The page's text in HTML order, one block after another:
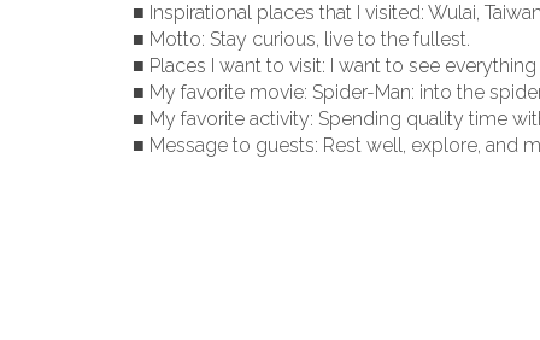
■ Inspirational places that I visited: Wulai,
■ Motto: Stay curious, live to the fullest.
■ Places I want to visit: I want to see
■ My favorite movie: Spider-Man: into the
■ My favorite activity: Spending quality time
■ Message to guests: Rest well, explore, and